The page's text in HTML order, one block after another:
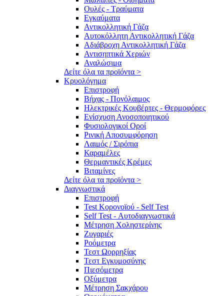
Ουλές - Τραύματα
Εγκαύματα
Αντικολλητική Γάζα
Αυτοκόλλητη Αντικολλητική Γάζα
Αδιάβροχη Αντικολλητική Γάζα
Αντισηπτικά Χεριών
Αναλώσιμα
Δείτε όλα τα προϊόντα >
Κρυολόγημα
Επιστροφή
Βήχας - Πονόλαιμος
Ηλεκτρικές Κουβέρτες - Θερμοφόρες
Ενίσχυση Ανοσοποιητικού
Φυσιολογικοί Οροί
Ρινική Αποσυμφόρηση
Λαιμός / Σιρόπια
Καραμέλες
Θερμαντικές Κρέμες
Βιταμίνες
Δείτε όλα τα προϊόντα >
Διαγνωστικά
Επιστροφή
Test Κορονοϊού - Self Test
Self Test - Αυτοδιαγνωστικά
Μέτρηση Χοληστερίνης
Ζυγαριές
Ροόμετρα
Τεστ Ωορρηξίας
Τεστ Εγκυμοσύνης
Πιεσόμετρα
Οξύμετρα
Μέτρηση Σακχάρου